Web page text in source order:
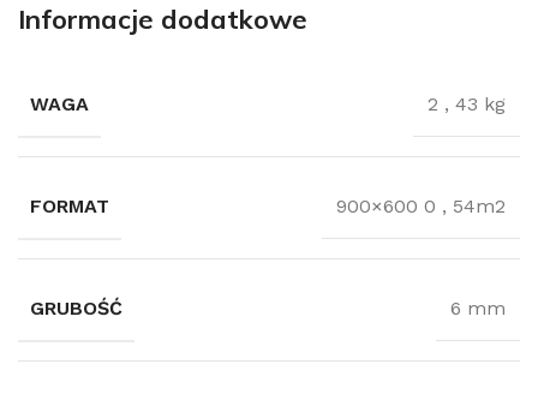
Informacje dodatkowe
WAGA 2 , 43 kg
FORMAT 900×600 0 , 54m2
GRUBOŚĆ 6 mm